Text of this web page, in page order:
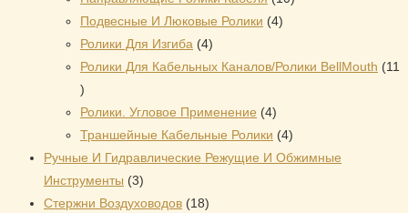
Подвесные И Люковые Ролики 44
Ролики Для Изгиба 44
товара
Ролики Для Кабельных Каналов/Ролики BellMouth
11
11
товаров
Ролики. Угловое Применение 44
товара
Траншейные Кабельные Ролики 44
товара
Ручные И Гидравлические Режущие И Обжимные
Инструменты
33
товара
Стержни Воздуховодов 1818